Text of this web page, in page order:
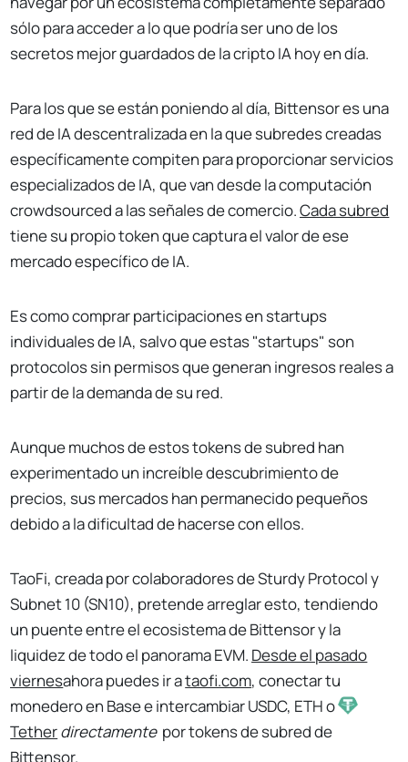
sólo para acceder a lo que podría ser uno de los
secretos mejor guardados de la cripto IA hoy en día.
Para los que se están poniendo al día, Bittensor es una
red de IA descentralizada en la que subredes creadas
específicamente compiten para proporcionar servicios
especializados de IA, que van desde la computación
crowdsourced a las señales de comercio.Cada subred
tiene su propio token que captura el valor de ese
mercado específico de IA.
Es como comprar participaciones en startups
individuales de IA, salvo que estas "startups" son
protocolos sin permisos que generan ingresos reales a
partir de la demanda de su red.
Aunque muchos de estos tokens de subred han
experimentado un increíble descubrimiento de
precios, sus mercados han permanecido pequeños
debido a la dificultad de hacerse con ellos.
TaoFi, creada por colaboradores de Sturdy Protocol y
Subnet 10 (SN10), pretende arreglar esto, tendiendo
un puente entre el ecosistema de Bittensor y la
liquidez de todo el panorama EVM. Desde el pasado
viernesahora puedes ir ataofi.com, conectar tu
monedero en Base e intercambiar USDC, ETH o
Tetherdirectamente por tokens de subred de
Bittensor.